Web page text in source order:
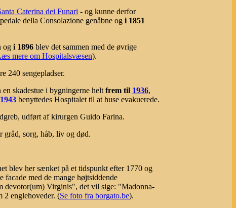
Caterina dei Funari - og kunne derfor
della Consolazione genåbne og i 1851
og i 1896 blev det sammen med de øvrige
mere om Hospitalsvæsen).
240 sengepladser.
skadestue i bygningerne helt frem til 1936,
1943 benyttedes Hospitalet til at huse evakuerede.
udført af kirurgen Guido Farina.
gråd, sorg, håb, liv og død.
blev her sænket på et tidspunkt efter 1770 og
med de mange højtsiddende
devotor(um) Virginis", det vil sige: "Madonna-
2 englehoveder. (Se foto fra borgato.be).